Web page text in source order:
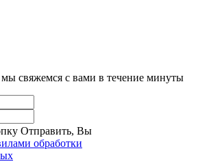
свяжемся с вами в течение минуты
Отправить, Вы
обработки